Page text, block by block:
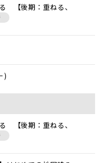
【後期：重ねる、
)
【後期：重ねる、